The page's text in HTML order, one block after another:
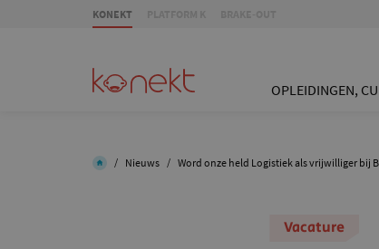
KONEKT
OPLEIDINGEN,
/ Nieuws / Word onze held Logistiek als vrijwilliger bij
Vacature